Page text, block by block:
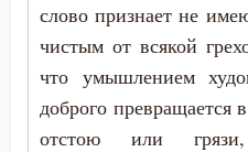
Отчаяние
Очищение
слово признает не
чистым от всякой
что умышлением
доброго превращается
отстою или